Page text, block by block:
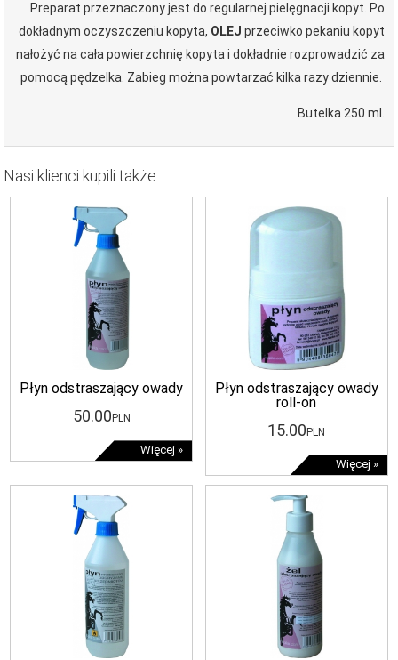
Preparat przeznaczony jest do regularnej pielęgnacji kopyt. Po
dokładnym oczyszczeniu kopyta, OLEJ przeciwko pekaniu kopyt
nałożyć na cała powierzchnię kopyta i dokładnie rozprowadzić za
pomocą pędzelka. Zabieg można powtarzać kilka razy dziennie.
Butelka 250 ml.
Nasi klienci kupili także
Płyn odstraszający owady
50.00 PLN
Więcej »
Płyn odstraszający owady
roll-on
15.00PLN
Więcej »